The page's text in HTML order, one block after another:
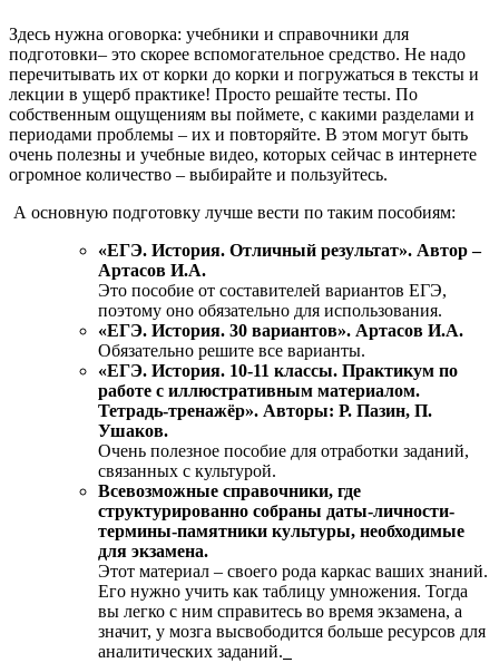
Здесь нужна оговорка: учебники и справочники для
подготовки– это скорее вспомогательное средство. Не надо
перечитывать их от корки до корки и погружаться в тексты и
лекции в ущерб практике! Просто решайте тесты. По
собственным ощущениям вы поймете, с какими разделами и
периодами проблемы – их и повторяйте. В этом могут быть
очень полезны и учебные видео, которых сейчас в интернете
огромное количество – выбирайте и пользуйтесь.
А основную подготовку лучше вести по таким пособиям:
«ЕГЭ. История. Отличный результат». Автор –
Артасов И.А.
Это пособие от составителей вариантов ЕГЭ,
поэтому оно обязательно для использования.
«ЕГЭ. История. 30 вариантов». Артасов И.А.
Обязательно решите все варианты.
«ЕГЭ. История. 10-11 классы. Практикум по
работе с иллюстративным материалом.
Тетрадь-тренажёр». Авторы: Р. Пазин, П.
Ушаков.
Очень полезное пособие для отработки заданий,
связанных с культурой.
Всевозможные справочники, где
структурированно собраны даты-личности-
термины-памятники культуры, необходимые
для экзамена.
Этот материал – своего рода каркас ваших знаний.
Его нужно учить как таблицу умножения. Тогда
вы легко с ним справитесь во время экзамена, а
значит, у мозга высвободится больше ресурсов для
аналитических заданий.